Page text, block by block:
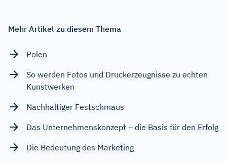
Mehr Artikel zu diesem Thema
Polen
So werden Fotos und Druckerzeugnisse zu echten
Kunstwerken
Nachhaltiger Festschmaus
Das Unternehmenskonzept – die Basis für den Erfolg
Die Bedeutung des Marketing